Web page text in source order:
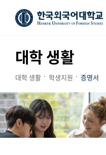
대학 생활
대학 생활 학생지원 증명서